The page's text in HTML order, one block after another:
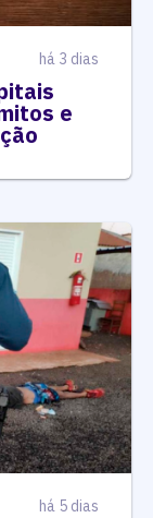
há 3 dias
e
há 5 dias